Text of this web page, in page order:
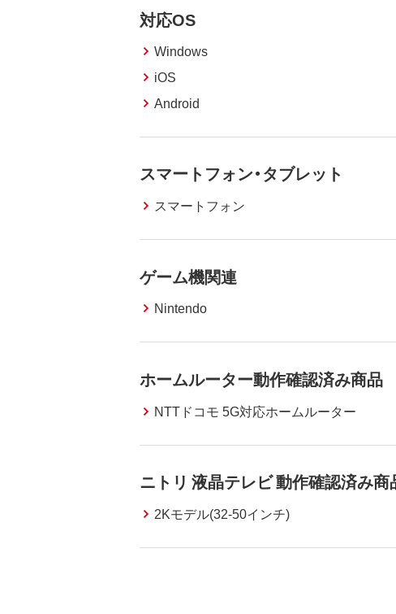
対応OS
Windows
iOS
Android
スマートフォン・タブレット
スマートフォン
ゲーム機関連
Nintendo
ホームルーター動作確認済み商品
NTTドコモ 5G対応ホームルーター
ニトリ 液晶テレビ 動作確認済み商
2Kモデル(32-50インチ)